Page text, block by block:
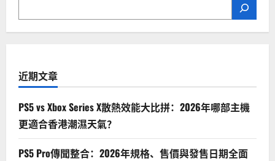
你
遊
近期文章
PS5 vs Xbox Series X散熱效能大比拼：2026年哪部主機
更適合香港潮濕天氣？
PS5 Pro傳聞整合：2026年規格、售價與發售日期全面